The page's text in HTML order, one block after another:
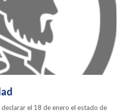
el 18 de enero el estado de